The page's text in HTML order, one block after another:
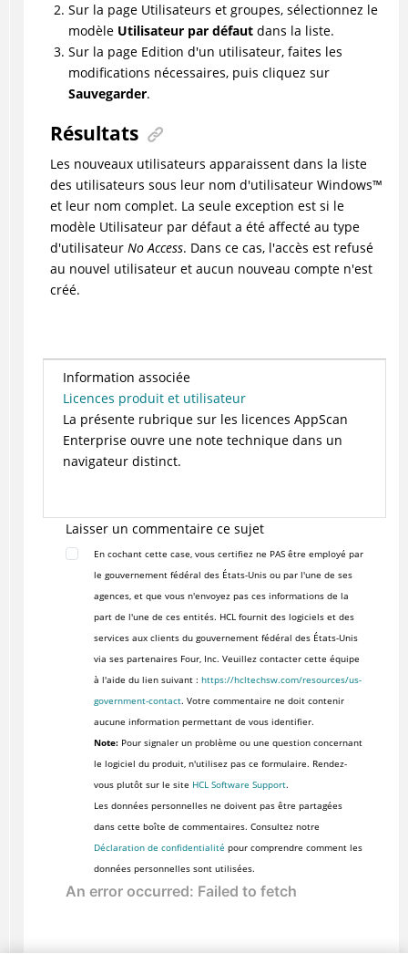
Sur la page Utilisateurs et groupes, sélectionnez le
modèle Utilisateur par défautdans la liste.
Sur la page Edition d'un utilisateur, faites les
modifications nécessaires, puis cliquez sur
Sauvegarder.
Résultats
Les nouveaux utilisateurs apparaissent dans la liste
des utilisateurs sous leur nom d'utilisateur Windows™
et leur nom complet. La seule exception est si le
modèle Utilisateur par défaut a été affecté au type
d'utilisateur No Access. Dans ce cas, l'accès est refusé
au nouvel utilisateur et aucun nouveau compte n'est
créé.
Information associée
Licences produit et utilisateur
La présente rubrique sur les licences AppScan
Enterprise ouvre une note technique dans un
navigateur distinct.
Laisser un commentaire ce sujet
En cochant cette case, vous certifiez ne PAS être employé par
le gouvernement fédéral des États-Unis ou par l'une de ses
agences, et que vous n'envoyez pas ces informations de la
part de l'une de ces entités. HCL fournit des logiciels et des
services aux clients du gouvernement fédéral des États-Unis
via ses partenaires Four, Inc. Veuillez contacter cette équipe
à l'aide du lien suivant : https://hcltechsw.com/resources/us-
government-contact. Votre commentaire ne doit contenir
aucune information permettant de vous identifier.
Note:Pour signaler un problème ou une question concernant
le logiciel du produit, n'utilisez pas ce formulaire. Rendez-
vous plutôt sur le site HCL Software Support.
Les données personnelles ne doivent pas être partagées
dans cette boîte de commentaires. Consultez notre
Déclaration de confidentialité pour comprendre comment les
données personnelles sont utilisées.